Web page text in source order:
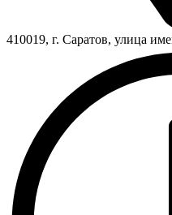
410019, г. Саратов, улица